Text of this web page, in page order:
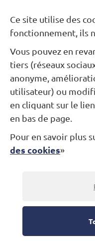
Ce site utilise des
fonctionnement, ils
Vous pouvez en
tiers (réseaux
anonyme,
utilisateur) ou
en cliquant sur le
en bas de page.
Pour en savoir plus
des cookies»
Votre email *
Votre message